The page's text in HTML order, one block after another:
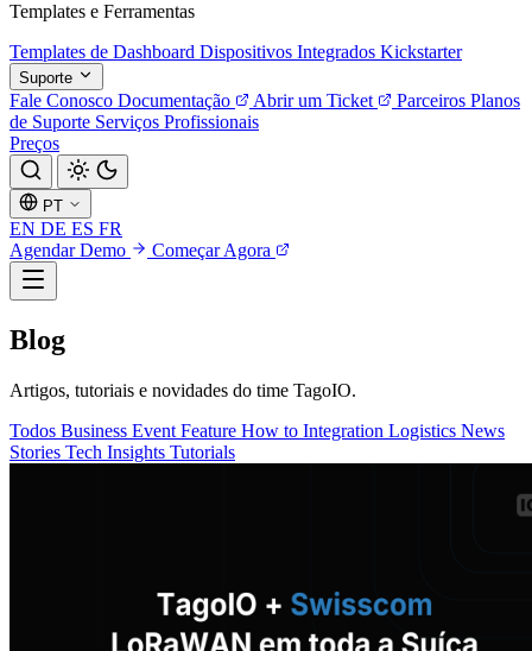
Templates e Ferramentas
Templates de Dashboard Dispositivos Integrados Kickstarter
Suporte
Fale Conosco Documentação Abrir um Ticket Parceiros Planos
de Suporte Serviços Profissionais
Preços
PT
EN DE ES FR
Agendar Demo
Começar Agora
Blog
Artigos, tutoriais e novidades do time TagoIO.
Todos Business Event Feature How to Integration Logistics News
Stories Tech Insights Tutorials